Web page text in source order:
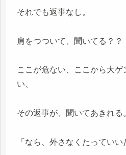
それでも返事なし。
肩をつついて、聞いてる？？
ここが危ない、ここから大
い、
その返事が、聞いてあきれる
「なら、外さなくたっていい